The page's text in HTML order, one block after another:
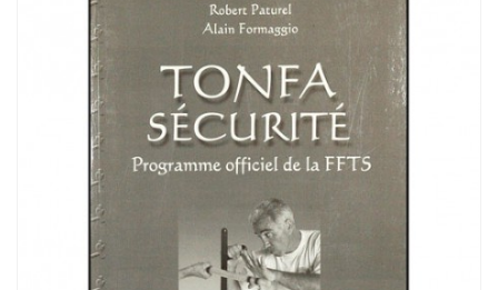
Tenues
Chaussures
Protections
Cible de frappe
Condition physique
Accessoires
Tatamis